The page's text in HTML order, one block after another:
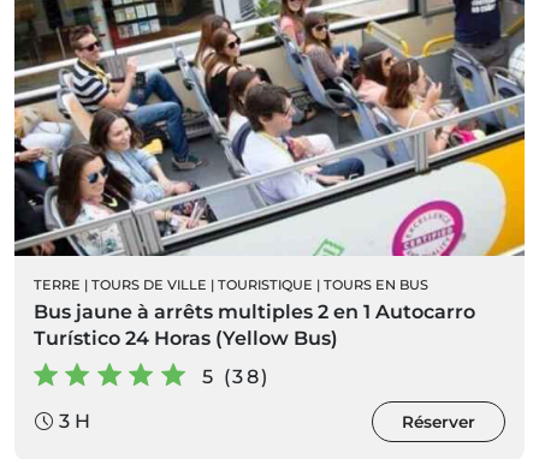
TERRE | TOURS DE VILLE | TOURISTIQUE | TOURS EN BUS
Bus jaune à arrêts multiples 2 en 1 Autocarro
Turístico 24 Horas (Yellow Bus)
5 (38)
3 H
Réserver